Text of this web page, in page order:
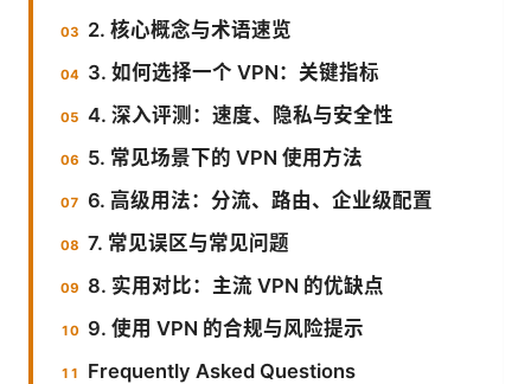
2. 核心概念与术语速览
3. 如何选择一个 VPN：关键指标
4. 深入评测：速度、隐私与安全性
5. 常见场景下的 VPN 使用方法
6. 高级用法：分流、路由、企业级配置
7. 常见误区与常见问题
8. 实用对比：主流 VPN 的优缺点
9. 使用 VPN 的合规与风险提示
Frequently Asked Questions